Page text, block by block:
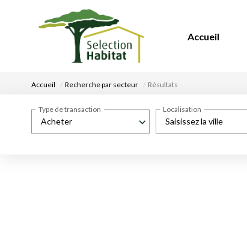
Accueil
Accueil Recherche par secteur Résultats
Acheter
Type de transaction
Saisissez la ville
Localisation